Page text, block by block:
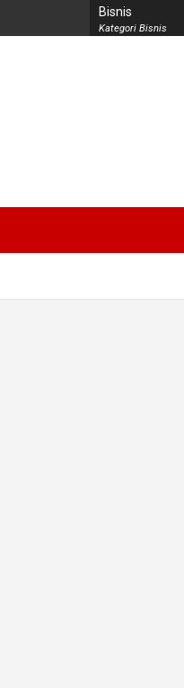
Bisnis
Kategori Bisnis